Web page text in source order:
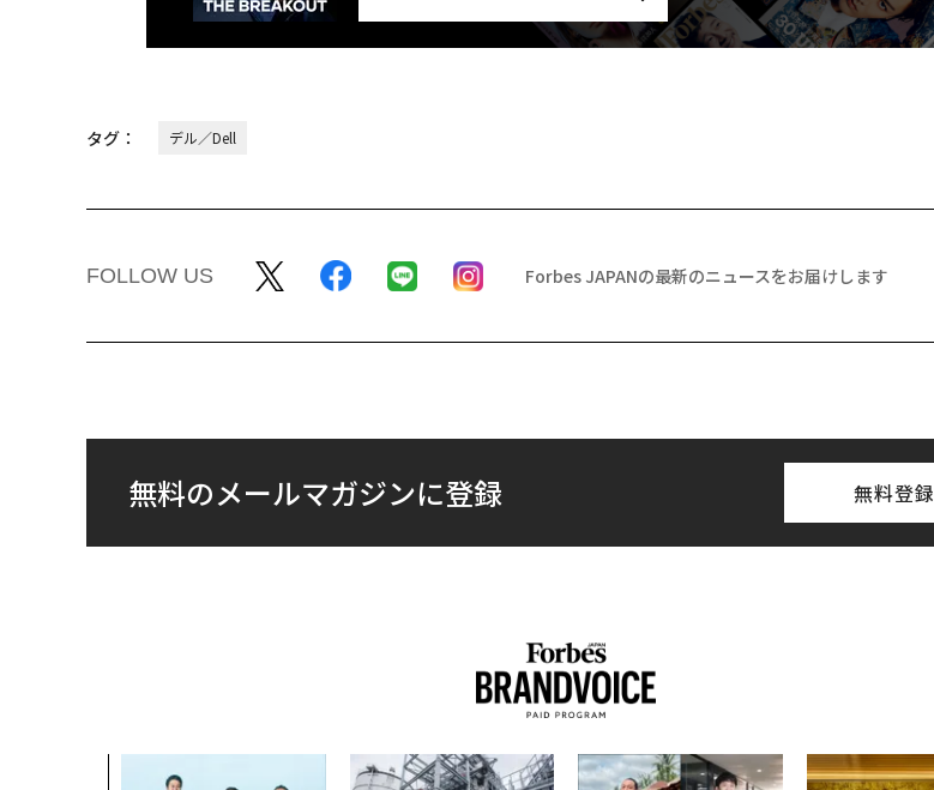
タグ： デル／Dell
FOLLOW US Forbes JAPANの最新のニュースをお届けします
無料のメールマガジンに登録 無料登録